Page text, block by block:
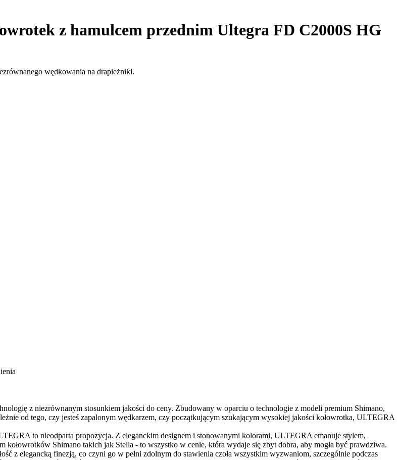
z hamulcem przednim Ultegra FD C2000S HG
wędkowania na drapieżniki.
z niezrównanym stosunkiem jakości do ceny. Zbudowany w oparciu o technologie z modeli premium Shimano,
od tego, czy jesteś zapalonym wędkarzem, czy początkującym szukającym wysokiej jakości kołowrotka, ULTEGRA
to nieodparta propozycja. Z eleganckim designem i stonowanymi kolorami, ULTEGRA emanuje stylem,
kołowrotków Shimano takich jak Stella - to wszystko w cenie, która wydaje się zbyt dobra, aby mogła być prawdziwa.
z elegancką finezją, co czyni go w pełni zdolnym do stawienia czoła wszystkim wyzwaniom, szczególnie podczas